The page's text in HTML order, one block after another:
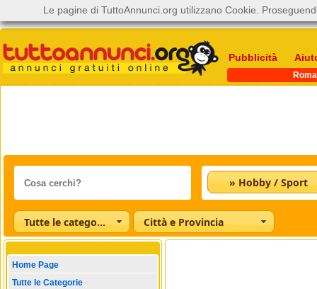
Pubblicità
Roma
» Hobby / Sport
Tutte le categorie Città e Provincia
Home Page
Tutte le Categorie
Le pagine di TuttoAnnunci.org utilizzano Cookie.